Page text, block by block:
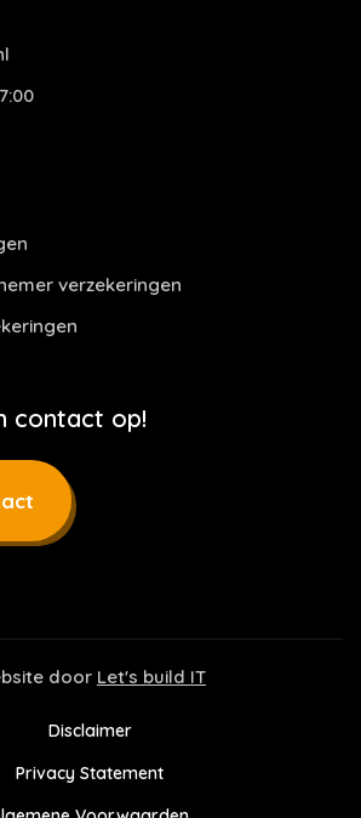
verzekeringen
contact op!
door Let's build IT
Disclaimer
Privacy Statement